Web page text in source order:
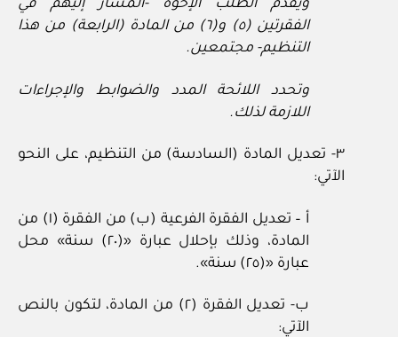
ويقدم الطلب الإخوة -المشار إليهم في
الفقرتين (٥) و(٦) من المادة (الرابعة) من هذا
التنظيم- مجتمعين.
وتحدد اللائحة المدد والضوابط والإجراءات
اللازمة لذلك.
٣- تعديل المادة (السادسة) من التنظيم، على النحو
الآتي:
أ – تعديل الفقرة الفرعية (ب) من الفقرة (١) من
المادة، وذلك بإحلال عبارة «(٢٠) سنة» محل
عبارة «(٢٥) سنة».
ب- تعديل الفقرة (٢) من المادة، لتكون بالنص
الآتي: